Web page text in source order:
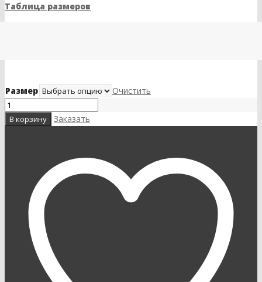
Таблица размеров
Размер Очистить
В корзину Заказать